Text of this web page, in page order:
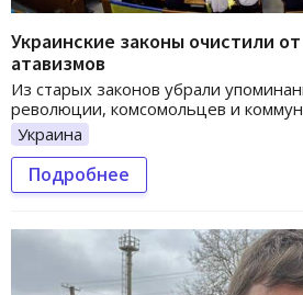
Украинские законы очистили
атавизмов
Из старых законов убрали
революции, комсомольцев и
Украина
Подробнее